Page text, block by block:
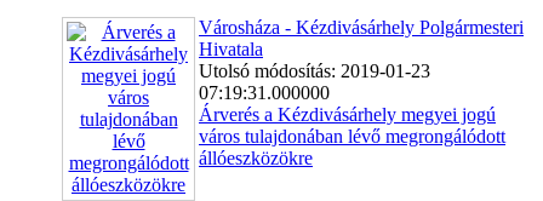
Városháza - Kézdivásárhely Polgármesteri
Hivatala
Utolsó módosítás: 2019-01-23
07:19:31.000000
Árverés a Kézdivásárhely megyei jogú
város tulajdonában lévő megrongálódott
állóeszközökre